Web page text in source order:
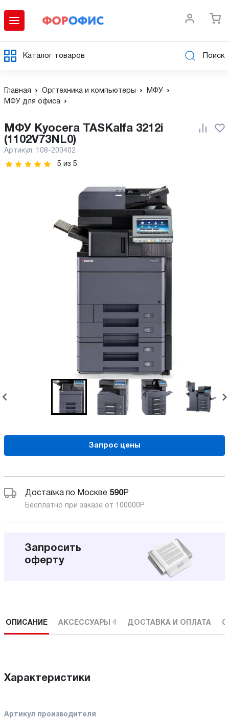
Каталог товаров Поиск
Главная Оргтехника и компьютеры
МФУ
МФУ для офиса
МФУ Kyocera TASKalfa 3212i
(1102V73NL0)
Артикул: 108-200402
5 из 5
Запрос цены
Доставка по Москве 590Р
Бесплатно при заказе от 100000 Р
Запросить
оферту
ОПИСАНИЕ АКСЕССУАРЫ 4 ДОСТАВКА И ОПЛАТА
Характеристики
Артикул производителя